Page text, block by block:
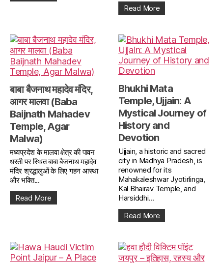
Read More
बाबा बैजनाथ महादेव मंदिर,
आगर मालवा (Baba
Baijnath Mahadev
Temple, Agar
Malwa)
मध्यप्रदेश के मालवा क्षेत्र की पावन
धरती पर स्थित बाबा बैजनाथ महादेव
मंदिर श्रद्धालुओं के लिए गहन आस्था
और भक्ति...
Read More
Bhukhi Mata
Temple, Ujjain: A
Mystical Journey of
History and
Devotion
Ujjain, a historic and sacred
city in Madhya Pradesh, is
renowned for its
Mahakaleshwar Jyotirlinga,
Kal Bhairav Temple, and
Harsiddhi...
Read More